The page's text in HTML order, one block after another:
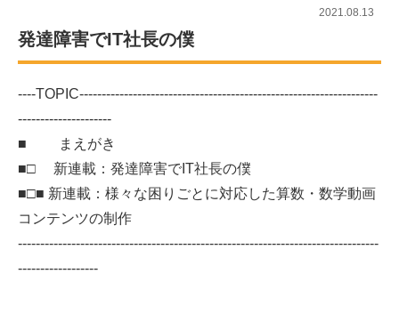
2021.08.13
発達障害でIT社長の僕
----TOPIC-------------------------------------------------------------------
---------------------
■ まえがき
■□ 新連載：発達障害でIT社長の僕
■□■ 新連載：様々な困りごとに対応した算数・数学動画
コンテンツの制作
---------------------------------------------------------------------------------
------------------